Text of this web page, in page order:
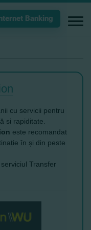
Banking
cu servicii pentru
si rapiditate.
este recomandat
în și din peste
Transfer